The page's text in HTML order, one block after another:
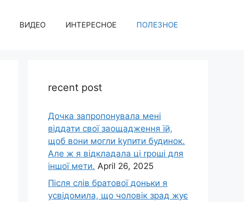
ВИДЕО ИНТЕРЕСНОЕ ПОЛЕЗНОЕ
recent post
Дочка запpопонувала мені
віддати свої заощадження їй,
щоб вони могли kупити будинок.
Але ж я відкладала ці rроші для
іншої мети. April 26, 2025
Після слів братової доньки я
усвідомила, що чоловік зpад жує